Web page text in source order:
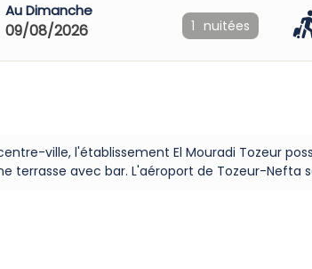
Au Dimanche
09/08/2026 1 nuitées
ville, l'établissement El Mouradi Tozeur
terrasse avec bar. L'aéroport de Tozeur-Nefta